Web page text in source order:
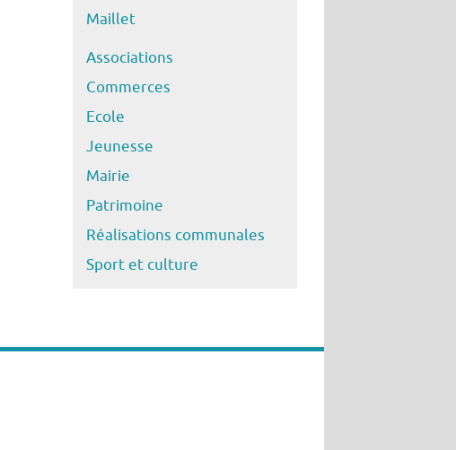
Maillet
Associations
Commerces
Ecole
Jeunesse
Mairie
Patrimoine
Réalisations communales
Sport et culture